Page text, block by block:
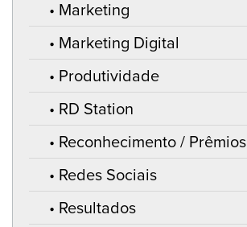
Marketing
Marketing Digital
Produtividade
RD Station
Reconhecimento / Prêmios
Redes Sociais
Resultados